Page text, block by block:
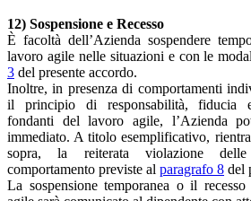
12) Sospensione e Recesso
È facoltà dell’Azienda sospendere
lavoro agile nelle situazioni e con le
3 del presente accordo.
Inoltre, in presenza di comportamenti
il principio di responsabilità, fiducia
fondanti del lavoro agile, l’Azienda
immediato. A titolo esemplificativo,
sopra, la reiterata violazione
comportamento previste al paragrafo 8 del
La sospensione temporanea o il